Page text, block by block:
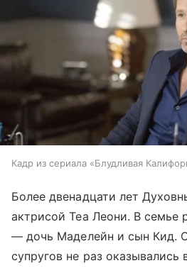
Кадр из сериала «Блудливая
Более двенадцати лет
актрисой Теа Леони. В семье
— дочь Маделейн и сын Кид.
супругов не раз оказывались